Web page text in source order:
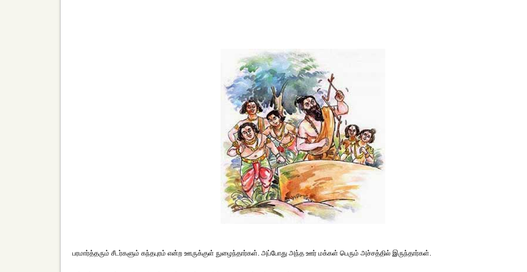
பரமார்த்தரும் சீடர்களும் கந்தபுரம் என்ற ஊருக்குள் நுழைந்தார்கள். அப்போது அந்த ஊர் மக்கள் பெரும் அச்சத்தில் இருந்தார்கள்.